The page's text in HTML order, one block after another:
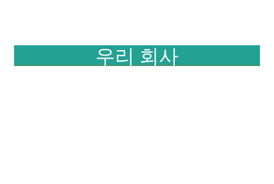
우리 회사